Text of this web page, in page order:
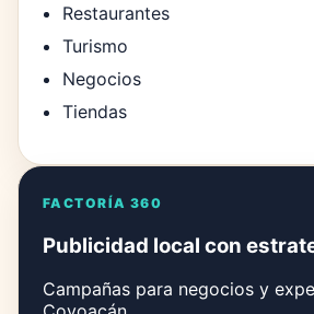
Restaurantes
Turismo
Negocios
Tiendas
FACTORÍA 360
Publicidad local con
Campañas para negocios y